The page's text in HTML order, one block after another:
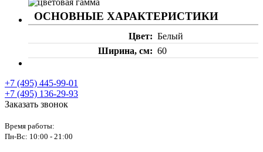
ОСНОВНЫЕ ХАРАКТЕРИСТИКИ
Цвет
Белый
Ширина, см
60
+7 (495) 445-99-01
+7 (495) 136-29-93
Заказать звонок
Время работы:
Пн-Вс: 10:00 - 21:00